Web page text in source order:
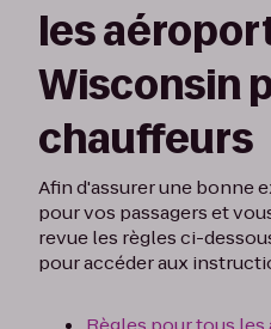
les
Wisconsin
chauffeurs
Afin d'assurer une bonne
pour vos passagers et
revue les règles ci-
pour accéder aux